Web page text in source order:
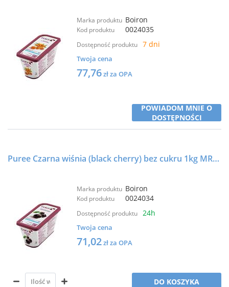
Marka produktu Boiron
Kod produktu 0024035
Dostępność produktu 7 dni
Twoja cena
77,76zł za OPA
POWIADOM MNIE O
DOSTĘPNOŚCI
Puree Czarna wiśnia (black cherry) bez cukru 1kg MROŻONE - BOIRON
Marka produktu Boiron
Kod produktu 0024034
Dostępność produktu 24h
Twoja cena
71,02zł za OPA
DO KOSZYKA